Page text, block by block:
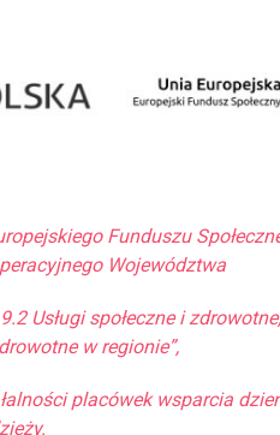
Funduszu
Województwa
Usługi społeczne i
w regionie”,
placówek wsparcia